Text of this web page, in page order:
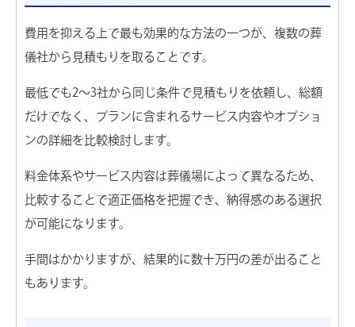
費用を抑える上で最も効果的な方法の一つが、複数の葬
儀社から見積もりを取ることです。
最低でも2〜3社から同じ条件で見積もりを依頼し、総額
だけでなく、プランに含まれるサービス内容やオプショ
ンの詳細を比較検討します。
料金体系やサービス内容は葬儀場によって異なるため、
比較することで適正価格を把握でき、納得感のある選択
が可能になります。
手間はかかりますが、結果的に数十万円の差が出ること
もあります。